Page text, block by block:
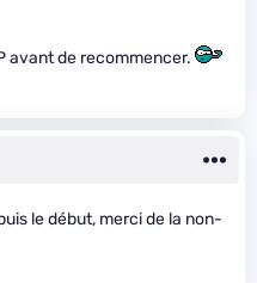
avant de recommencer.
le début, merci de la non-